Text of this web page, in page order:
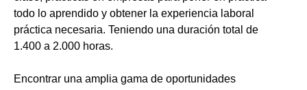
todo lo aprendido y obtener la experiencia laboral
práctica necesaria. Teniendo una duración total de
1.400 a 2.000 horas.
Encontrar una amplia gama de oportunidades